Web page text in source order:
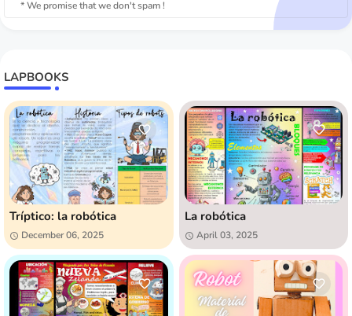
* We promise that we don't spam !
LAPBOOKS
Tríptico: la robótica
December 06, 2025
La robótica
April 03, 2025